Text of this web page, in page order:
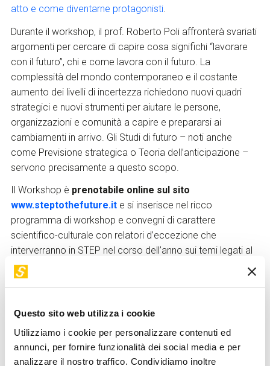
Questo sito web utilizza i cookie
Utilizziamo i cookie per personalizzare contenuti ed
annunci, per fornire funzionalità dei social media e per
analizzare il nostro traffico. Condividiamo inoltre
atto e come diventarne protagonisti.
Durante il workshop, il prof. Roberto Poli affronterà svariati
argomenti per cercare di capire cosa significhi “lavorare
con il futuro”, chi e come lavora con il futuro. La
complessità del mondo contemporaneo e il costante
aumento dei livelli di incertezza richiedono nuovi quadri
strategici e nuovi strumenti per aiutare le persone,
organizzazioni e comunità a capire e prepararsi ai
cambiamenti in arrivo. Gli Studi di futuro – noti anche
come Previsione strategica o Teoria dell’anticipazione –
servono precisamente a questo scopo.
Il Workshop è prenotabile online sul sito
www.steptothefuture.ite si inserisce nel ricco
programma di workshop e convegni di carattere
scientifico-culturale con relatori d’eccezione che
interverranno in STEP nel corso dell’anno sui temi legati al
mondo digitale e alle grandi questioni della società
contemporanea, per offrire ai visitatori ulteriori spunti di
STEP FuturAbility District è uno spazio tecnologico,
divulgativo e esperienziale, che nasce per connettere la